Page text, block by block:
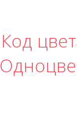
Код